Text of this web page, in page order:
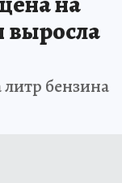
выросла
бензина